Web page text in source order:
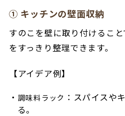
① キッチンの壁面収納
すのこを壁に取り付けるこ
をすっきり整理できます。
【アイデア例】
調味料ラック ：スパイスや
る。